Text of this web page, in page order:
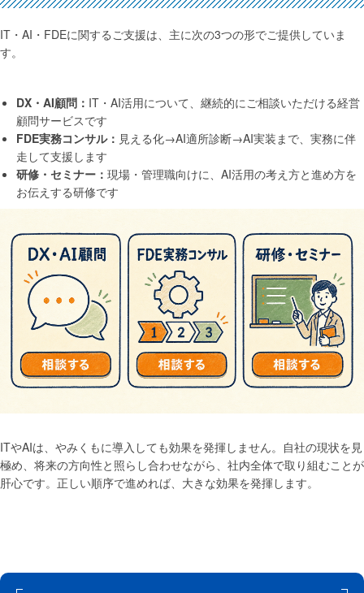
IT・AI・FDEに関するご支援は、主に次の3つの形でご提供していま
す。
DX・AI顧問： IT・AI活用について、継続的にご相談いただける経営
顧問サービスです
FDE実務コンサル： 見える化→AI適所診断→AI実装まで、実務に伴
走して支援します
研修・セミナー： 現場・管理職向けに、AI活用の考え方と進め方を
お伝えする研修です
ITやAIは、やみくもに導入しても効果を発揮しません。自社の現状を見
極め、将来の方向性と照らし合わせながら、社内全体で取り組むことが
肝心です。正しい順序で進めれば、大きな効果を発揮します。